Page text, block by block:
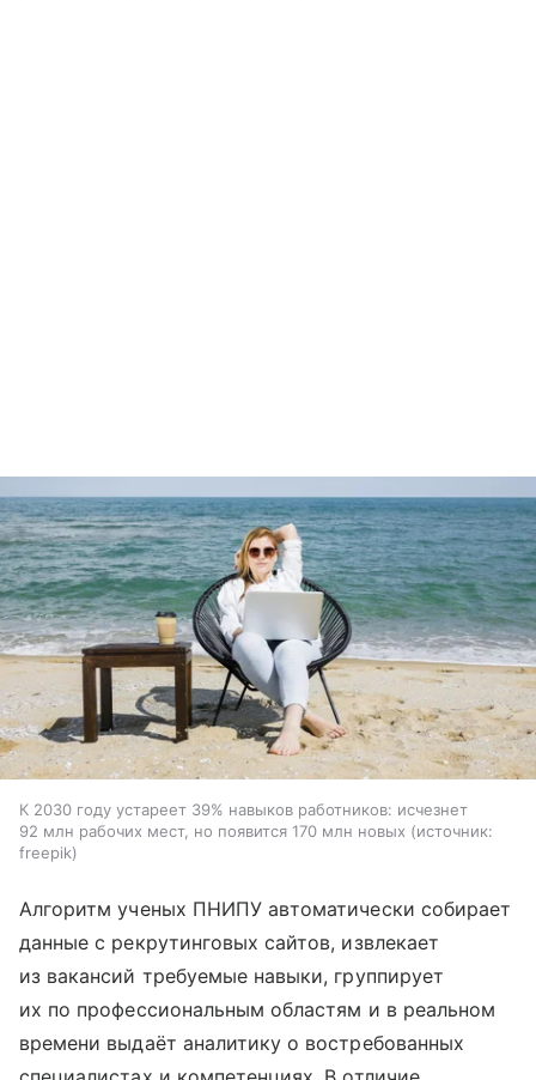
К 2030 году устареет 39% навыков работников: исчезнет
92 млн рабочих мест, но появится 170 млн новых
источник:
freepik
Алгоритм ученых ПНИПУ автоматически собирает
данные с рекрутинговых сайтов, извлекает
из вакансий требуемые навыки, группирует
их по профессиональным областям и в реальном
времени выдаёт аналитику о востребованных